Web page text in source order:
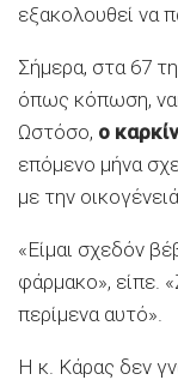
εξακολουθεί να
Σήμερα, στα 67
όπως κόπωση,
Ωστόσο, ο
επόμενο μήνα
με την
«Είμαι σχεδόν
φάρμακο», είπε.
περίμενα αυτό».
Η κ. Κάρας δεν